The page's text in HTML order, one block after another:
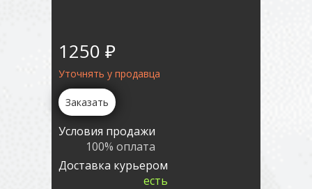
1250 ₽
Уточнять у продавца
Заказать
Условия продажи
100% оплата
Доставка курьером
есть